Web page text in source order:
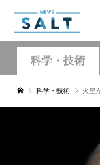
科学・技術
科学・技術 火星